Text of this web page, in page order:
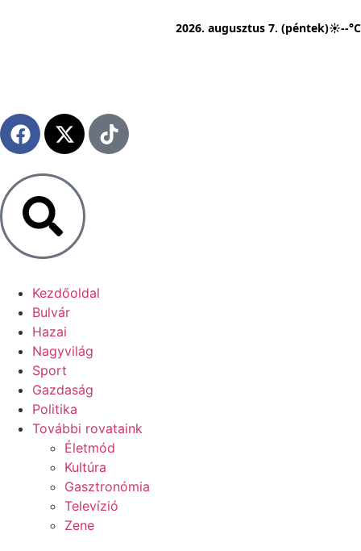
2026. augusztus 7. (péntek)☀--°C
Kezdőoldal
Bulvár
Hazai
Nagyvilág
Sport
Gazdaság
Politika
További rovataink
Életmód
Kultúra
Gasztronómia
Televízió
Zene